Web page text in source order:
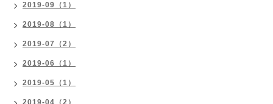
2019-09（1）
2019-08（1）
2019-07（2）
2019-06（1）
2019-05（1）